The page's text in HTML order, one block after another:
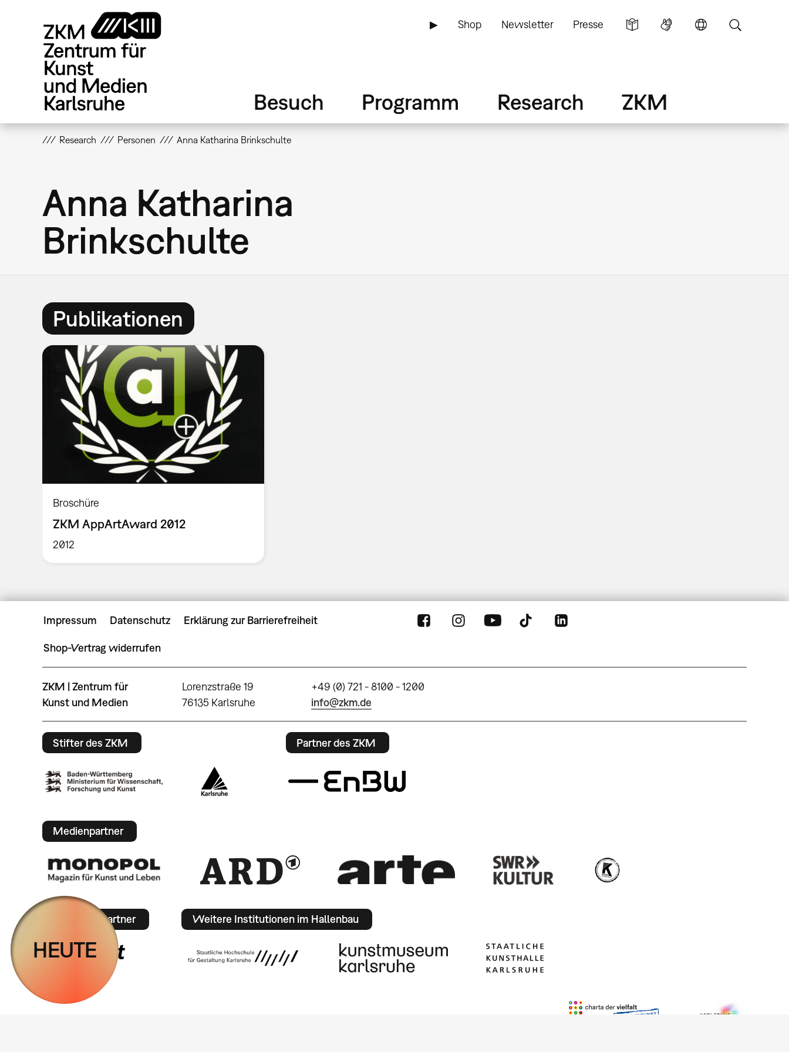
▶ Shop Newsletter Presse
Besuch Programm Research ZKM
Research Personen Anna Katharina Brinkschulte
Anna Katharina
Brinkschulte
Publikationen
Broschüre
ZKM AppArtAward 2012
2012
Impressum Datenschutz Erklärung zur Barrierefreiheit
Shop-Vertrag widerrufen
ZKM | Zentrum für
Kunst und Medien
Lorenzstraße 19
76135 Karlsruhe
+49 (0) 721 - 8100 - 1200
info@zkm.de
Stifter des ZKM Partner des ZKM
Medienpartner
Mobilitätspartner Weitere Institutionen im Hallenbau
HEUTE